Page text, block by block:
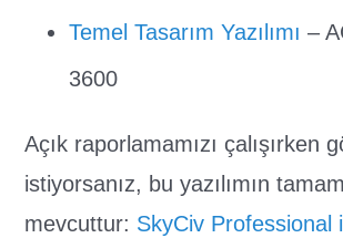
Temel Tasarım Yazılımı –
3600
Açık raporlamamızı çalışırken
istiyorsanız, bu yazılımın
mevcuttur: SkyCiv Professional